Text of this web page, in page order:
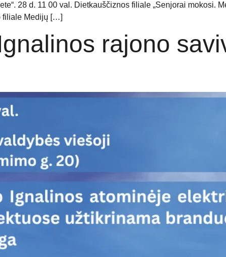
28 d. 11 00 val. Dietkauščiznos filiale „Senjorai mokosi.
filiale Medijų […]
rajono